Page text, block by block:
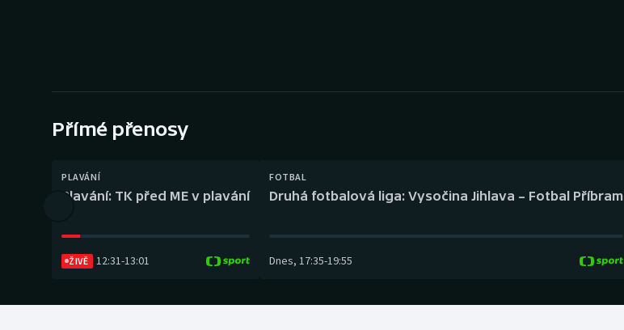
Gymnastika Plážový volejbal
Přímé přenosy
PLAVÁNÍ
Plavání: TK před ME v plavání
ŽIVĚ 12:31-13:01
FOTBAL
Druhá fotbalová liga: Vysočina Jihlava – Fotbal Příbram
Dnes, 17:35-19:55